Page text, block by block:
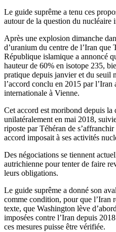
Le guide suprême a tenu ces
autour de la question du nucléaire
Après une explosion dimanche
d’uranium du centre de l’Iran que
République islamique a annoncé
hauteur de 60% en isotope 235,
pratique depuis janvier et du seuil
l’accord conclu en 2015 par l’Iran
internationale à Vienne.
Cet accord est moribond depuis la
unilatéralement en mai 2018,
riposte par Téhéran de
accord imposait à ses activités
Des négociations se tiennent
autrichienne pour tenter de faire
leurs obligations.
Le guide suprême a donné son
comme condition, pour que l’Iran
texte, que Washington lève
imposées contre l’Iran depuis
ces mesures puisse être vérifiée.